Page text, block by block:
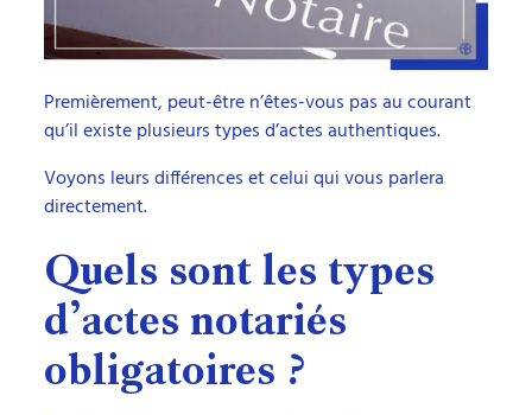
Premièrement, peut-être n’êtes-vous pas au courant
qu’il existe plusieurs types d’actes authentiques.
Voyons leurs différences et celui qui vous parlera
directement.
Quels sont les types
d’actes notariés
obligatoires ?